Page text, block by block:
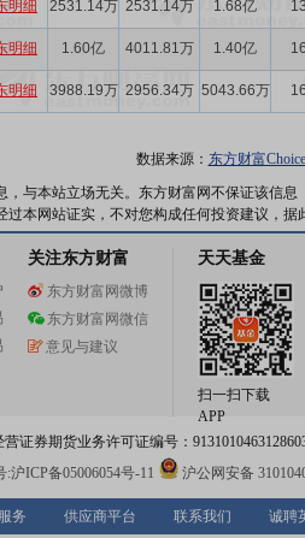
明细 2531.14万 2531.14万 1.68亿
明细 1.60亿 4011.81万 1.40亿
明细 3988.19万 2956.34万 5043.66万
数据来源： 东方财富
与本站立场无关。东方财富网不保证该信
本网站证实，不对您构成任何投资建议，据
关注东方财富
东方财富网微博
东方财富网微信
意见与建议
天天基金
扫一扫下载
APP
证券期货业务许可证编号：
:沪ICP备05006054号-11 沪公网安备
务 供应商平台 联系我们 诚聘